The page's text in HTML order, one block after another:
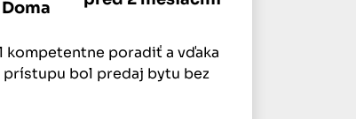
kompetentne poradiť a vďaka
bol predaj bytu bez